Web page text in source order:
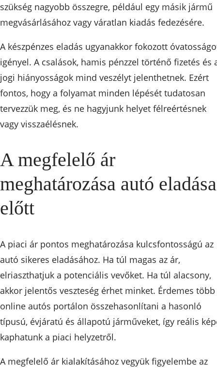
szükség nagyobb összegre, például egy másik jármű
megvásárlásához vagy váratlan kiadás fedezésére.
A készpénzes eladás ugyanakkor fokozott
igényel. A csalások, hamis pénzzel történő fizetés és
jogi hiányosságok mind veszélyt jelenthetnek. Ezért
fontos, hogy a folyamat minden lépését tudatosan
tervezzük meg, és ne hagyjunk helyet félreértésnek
vagy visszaélésnek.
A megfelelő ár
meghatározása autó eladása
előtt
A piaci ár pontos meghatározása kulcsfontosságú az
autó sikeres eladásához. Ha túl magas az ár,
elriaszthatjuk a potenciális vevőket. Ha túl alacsony,
akkor jelentős veszteség érhet minket. Érdemes több
online autós portálon összehasonlítani a hasonló
típusú, évjáratú és állapotú járműveket, így reális
kaphatunk a piaci helyzetről.
A megfelelő ár kialakításához vegyük figyelembe az